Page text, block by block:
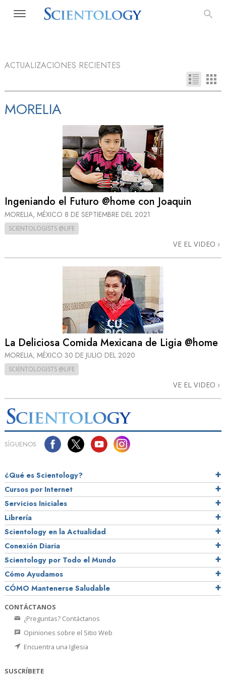
ACTUALIZACIONES RECIENTES
MORELIA
Ingeniando el Futuro @home con Joaquin
MORELIA, MÉXICO 8 DE SEPTIEMBRE DEL 2021
SCIENTOLOGISTS @LIFE
VE EL VIDEO
La Deliciosa Comida Mexicana de Ligia @home
MORELIA, MÉXICO 30 DE JULIO DEL 2020
SCIENTOLOGISTS @LIFE
VE EL VIDEO
SÍGUENOS
¿Qué es Scientology?
Cursos por Internet
Servicios Iniciales
Librería
Scientology en la Actualidad
Conexión Diaria
Scientology por Todo el Mundo
Cómo Ayudamos
CÓMO Mantenerse Saludable
CONTÁCTANOS
¿Preguntas? Contáctanos
Opiniones sobre el Sitio Web
Encuentra una Iglesia
SUSCRÍBETE